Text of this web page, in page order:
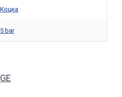
Коцка
5 bar